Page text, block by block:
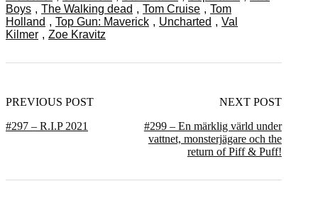
Boys , The Walking dead , Tom Cruise , Tom
Holland , Top Gun: Maverick , Uncharted , Val
Kilmer , Zoe Kravitz
PREVIOUS POST
#297 – R.I.P 2021
NEXT POST
#299 – En märklig värld under
vattnet, monsterjägare och the
return of Piff & Puff!